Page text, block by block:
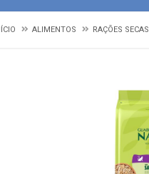
ALIMENTOS RAÇÕES SECAS